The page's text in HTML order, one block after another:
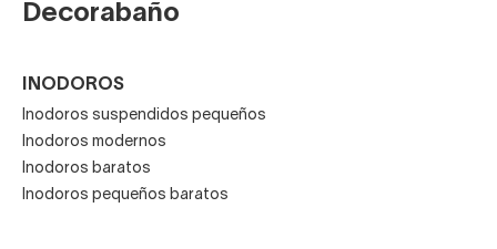
Decorabaño
INODOROS
Inodoros suspendidos pequeños
Inodoros modernos
Inodoros baratos
Inodoros pequeños baratos